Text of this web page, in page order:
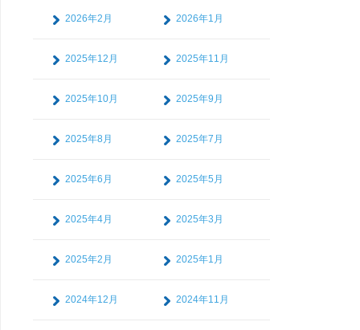
2026年2月 2026年1月
2025年12月 2025年11月
2025年10月 2025年9月
2025年8月 2025年7月
2025年6月 2025年5月
2025年4月 2025年3月
2025年2月 2025年1月
2024年12月 2024年11月